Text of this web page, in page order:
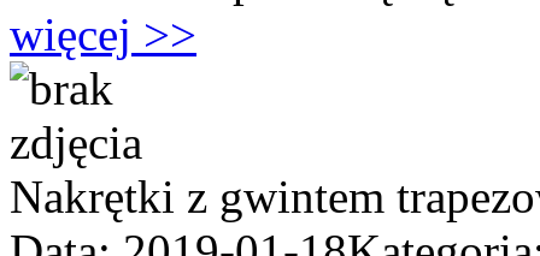
więcej >>
Nakrętki z gwintem